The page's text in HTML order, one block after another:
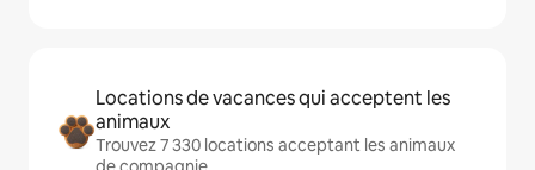
Locations de vacances qui acceptent les
animaux
Trouvez 7 330 locations acceptant les animaux